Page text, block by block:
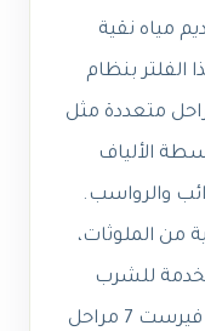
مياه نقية
الفلتر بنظام
مراحل متعددة مثل
الألياف
والرواسب.
من الملوثات،
للشرب
والطهي.أكمل مقاله فلتر مياه ووتر فيرست 7 مراحل